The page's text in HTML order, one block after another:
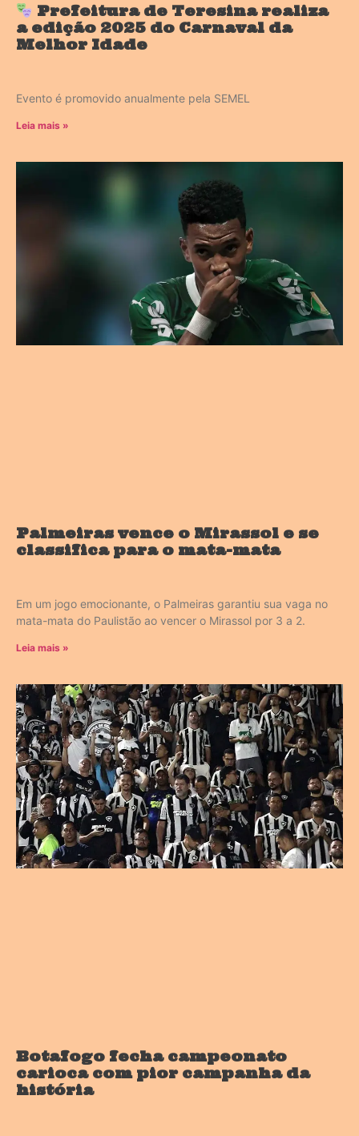
Prefeitura de Teresina realiza
a edição 2025 do Carnaval da
Melhor Idade
Evento é promovido anualmente pela SEMEL
Leia mais »
Palmeiras vence o Mirassol e se
classifica para o mata-mata
Em um jogo emocionante, o Palmeiras garantiu sua vaga no
mata-mata do Paulistão ao vencer o Mirassol por 3 a 2.
Leia mais »
Botafogo fecha campeonato
carioca com pior campanha da
história